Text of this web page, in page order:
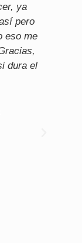
ya
pero
eso me
dura el